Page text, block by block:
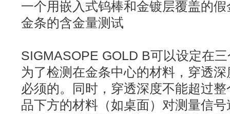
一个用嵌入式钨棒和金镀层覆盖的
金条的含金量测试
SIGMASOPE GOLD B可以设定在
为了检测在金条中心的材料，穿透
必须的。同时，穿透深度不能超过
品下方的材料（如桌面）对测量信